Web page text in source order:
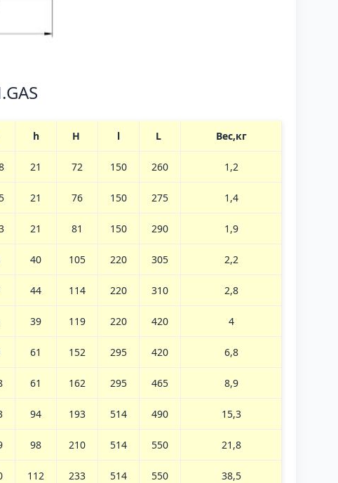
h H l L Вес,кг
21 72 150 260 1,2
21 76 150 275 1,4
21 81 150 290 1,9
40 105 220 305 2,2
44 114 220 310 2,8
39 119 220 420 4
61 152 295 420 6,8
61 162 295 465 8,9
94 193 514 490 15,3
98 210 514 550 21,8
112 233 514 550 38,5